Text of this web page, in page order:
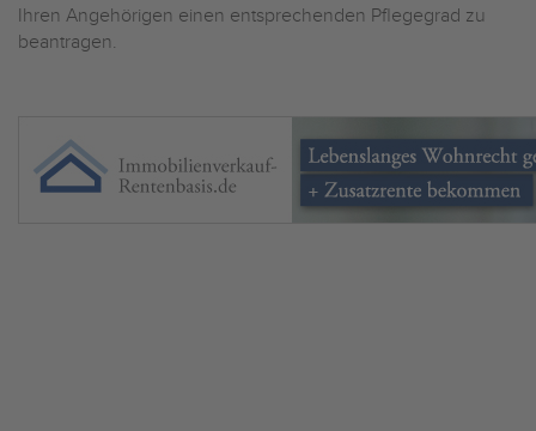
Ihren Angehörigen einen entsprechenden Pflegegrad zu
beantragen.